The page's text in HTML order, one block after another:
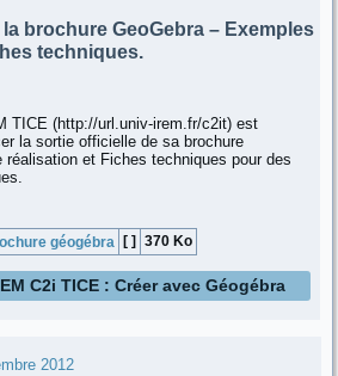
brochure GeoGebra – Exemples
techniques.
TICE (http://url.univ-irem.fr/c2it) est
la sortie officielle de sa brochure
réalisation et Fiches techniques pour des
géogébra [ ] 370 Ko
C2i TICE : Créer avec Géogébra
2012